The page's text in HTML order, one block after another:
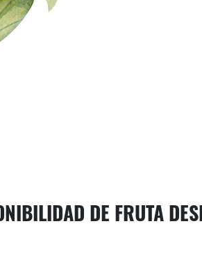
DE FRUTA